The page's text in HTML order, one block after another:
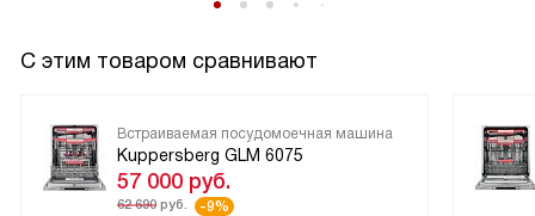
С этим товаром сравнивают
Встраиваемая посудомоечная машина
Kuppersberg GLM 6075
57 000 руб.
62 690 руб. -9%